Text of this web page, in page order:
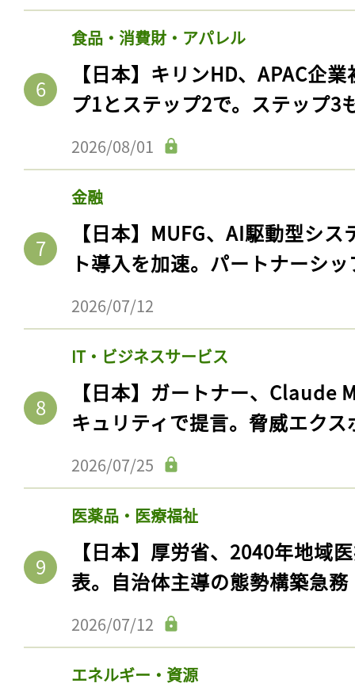
食品・消費財・アパレル
【日本】キリンHD、APAC企
プ1とステップ2で。ステップ3
2026/08/01
金融
【日本】MUFG、AI駆動型シ
ト導入を加速。パートナーシ
2026/07/12
IT・ビジネスサービス
【日本】ガートナー、Claude
キュリティで提言。脅威エク
2026/07/25
医薬品・医療福祉
【日本】厚労省、2040年地域
表。自治体主導の態勢構築急務
2026/07/12
エネルギー・資源